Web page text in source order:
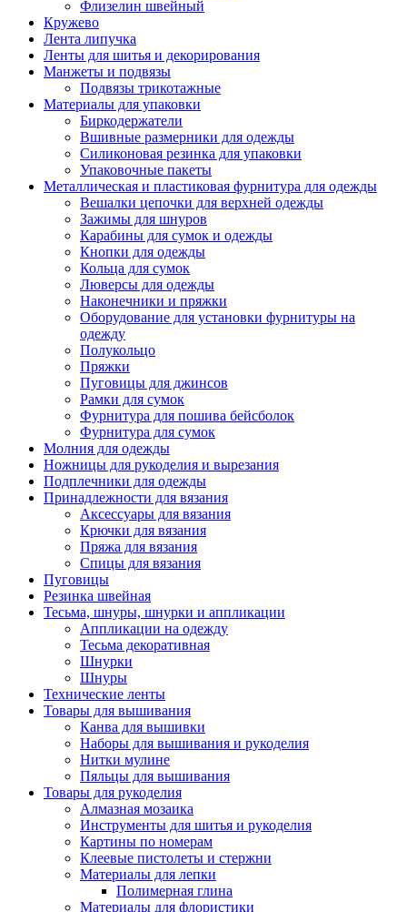
Флизелин швейный
Кружево
Лента липучка
Ленты для шитья и декорирования
Манжеты и подвязы
Подвязы трикотажные
Материалы для упаковки
Биркодержатели
Вшивные размерники для одежды
Силиконовая резинка для упаковки
Упаковочные пакеты
Металлическая и пластиковая фурнитура для одежды
Вешалки цепочки для верхней одежды
Зажимы для шнуров
Карабины для сумок и одежды
Кнопки для одежды
Кольца для сумок
Люверсы для одежды
Наконечники и пряжки
Оборудование для установки фурнитуры на
одежду
Полукольцо
Пряжки
Пуговицы для джинсов
Рамки для сумок
Фурнитура для пошива бейсболок
Фурнитура для сумок
Молния для одежды
Ножницы для рукоделия и вырезания
Подплечники для одежды
Принадлежности для вязания
Аксессуары для вязания
Крючки для вязания
Пряжа для вязания
Спицы для вязания
Пуговицы
Резинка швейная
Тесьма, шнуры, шнурки и аппликации
Аппликации на одежду
Тесьма декоративная
Шнурки
Шнуры
Технические ленты
Товары для вышивания
Канва для вышивки
Наборы для вышивания и рукоделия
Нитки мулине
Пяльцы для вышивания
Товары для рукоделия
Алмазная мозаика
Инструменты для шитья и рукоделия
Картины по номерам
Клеевые пистолеты и стержни
Материалы для лепки
Полимерная глина
Материалы для флористики